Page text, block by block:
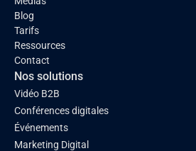
Blog
Tarifs
Ressources
Contact
Nos solutions
Vidéo B2B
Conférences digitales
Événements
Marketing Digital